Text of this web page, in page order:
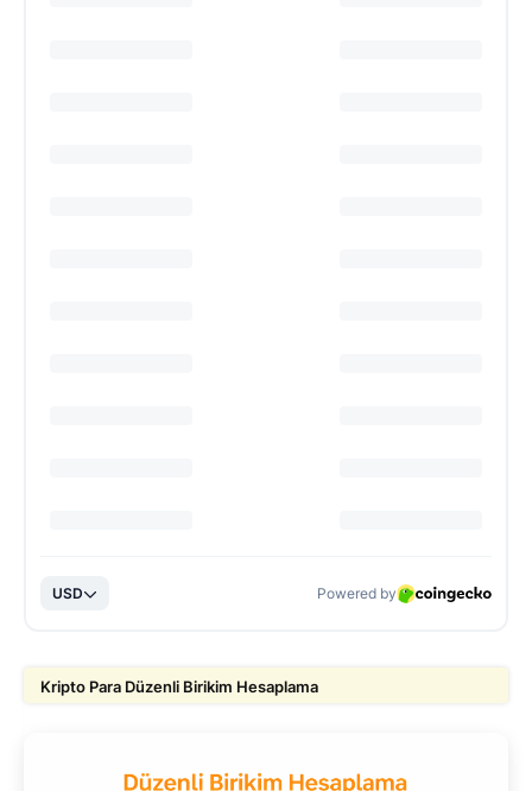
Kripto Para Düzenli Birikim Hesaplama